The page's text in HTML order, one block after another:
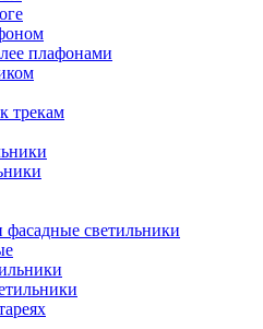
плафонами
трекам
светильники